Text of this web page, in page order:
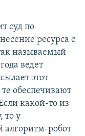
суд по
ресурса с
называемый
ведет
этот
обеспечивают
какой-то из
то у
алгоритм-робот